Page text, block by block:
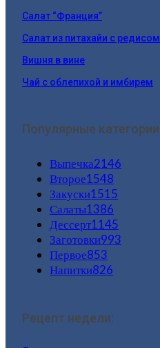
Салат “Франция”
Салат из питахайи с редисом
Вишня в вине
Чай с облепихой и имбирем
Популярные категории
Выпечка2146
Второе1548
Закуски1515
Салаты1386
Дессерт1145
Заготовки993
Первое853
Напитки826
Рецепт недели: